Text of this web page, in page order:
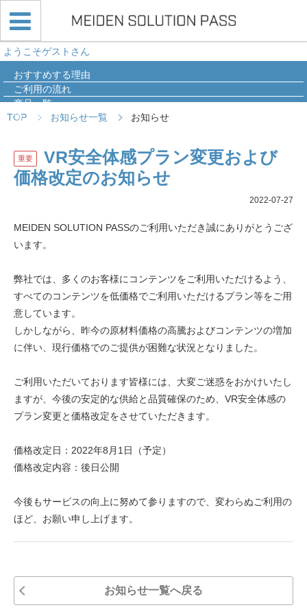
ようこそゲストさん
おすすめする理由
ご利用の流れ
商品一覧
導入事例
TOP お知らせ一覧 お知らせ
重要
VR安全体感プラン変更および
価格改定のお知らせ
2022-07-27
MEIDEN SOLUTION PASSのご利用いただき誠にありがとうござ
います。
弊社では、多くのお客様にコンテンツをご利用いただけるよう、
すべてのコンテンツを低価格でご利用いただけるプラン等をご用
意しています。
しかしながら、昨今の原材料価格の高騰およびコンテンツの増加
に伴い、現行価格でのご提供が困難な状況となりました。
ご利用いただいております皆様には、大変ご迷惑をおかけいたし
ますが、今後の安定的な供給と品質確保のため、VR安全体感の
プラン変更と価格改定をさせていただきます。
価格改定日：2022年8月1日（予定）
価格改定内容：後日公開
今後もサービスの向上に努めて参りますので、変わらぬご利用の
ほど、お願い申し上げます。
お知らせ一覧へ戻る